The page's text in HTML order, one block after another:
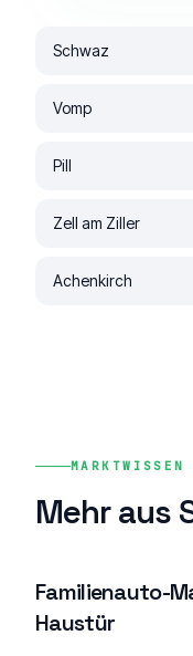
Schwaz
Vomp
Pill
Zell am Ziller
Achenkirch
MARKTWISSEN
Mehr aus
Familienauto-
Haustür